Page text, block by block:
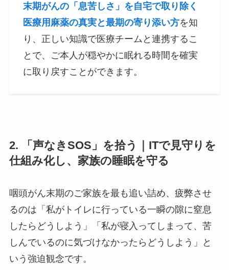
末期がんの「息苦しさ」を自宅で取り除く
医療用麻薬の真実と最期の寄り添い方を知
り、正しい知識で医療チームと連携するこ
とで、ご本人が穏やかに眠れる時間を確実
に取り戻すことができます。
2. 「声なきSOS」を拾う｜ITで見守りを
仕組み化し、家族の睡眠を守る
咽頭がん末期のご家族を最も追い詰め、疲弊させ
るのは「私がトイレに行っている一瞬の隙に窒息
したらどうしよう」「私が寝入ってしまって、苦
しんでいるのに気づけなかったらどうしよう」と
いう強迫観念です。